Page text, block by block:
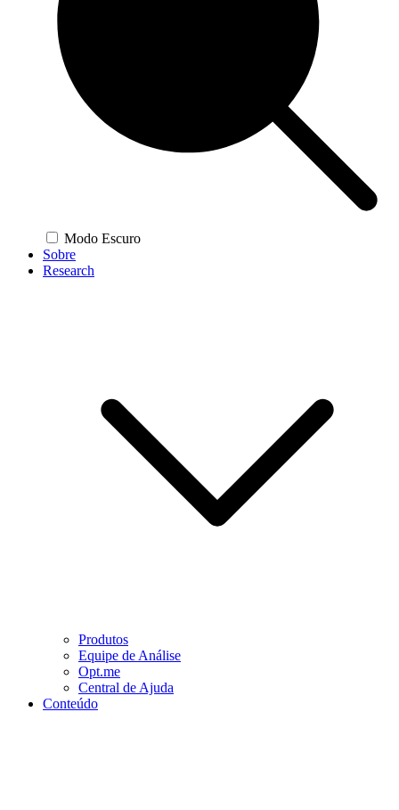
Modo Escuro
Sobre
Research
Produtos
Equipe de Análise
Opt.me
Central de Ajuda
Conteúdo